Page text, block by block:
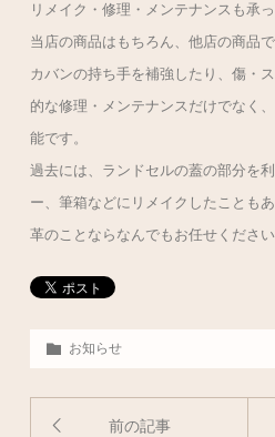
リメイク・修理・メンテナンスも承っ
当店の商品はもちろん、他店の商品
カバンの持ち手を補強したり、傷・
的な修理・メンテナンスだけでなく
能です。
過去には、ランドセルの蓋の部分を
ー、筆箱などにリメイクしたこともあ
革のことならなんでもお任せください
お知らせ
前の記事